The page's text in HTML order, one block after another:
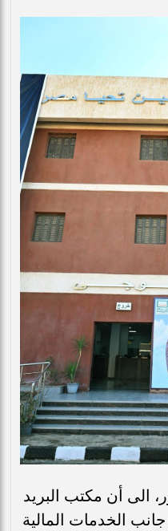
الى أن مكتب البريد
الخدمات المالية